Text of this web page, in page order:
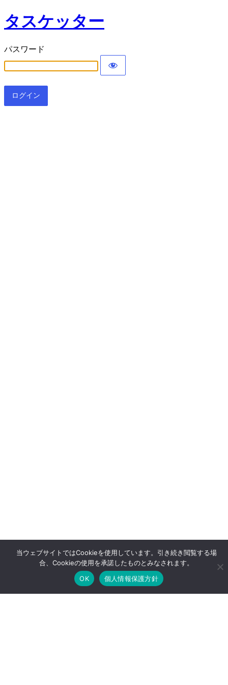
タスケッター
パスワード
当ウェブサイトではCookieを使用しています。引き続き閲覧する場
合、Cookieの使用を承諾したものとみなされます。
OK
個人情報保護方針